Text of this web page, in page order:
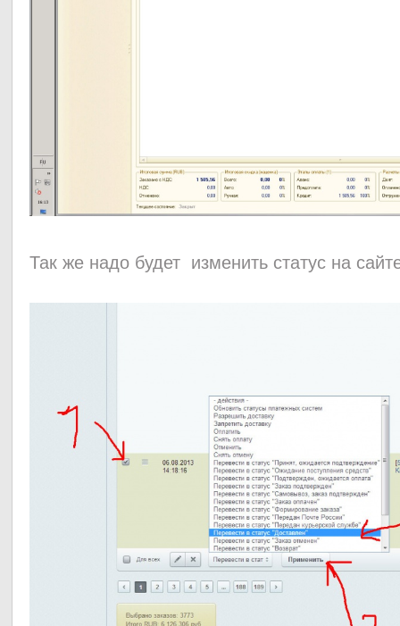
Так же надо будет изменить статус на